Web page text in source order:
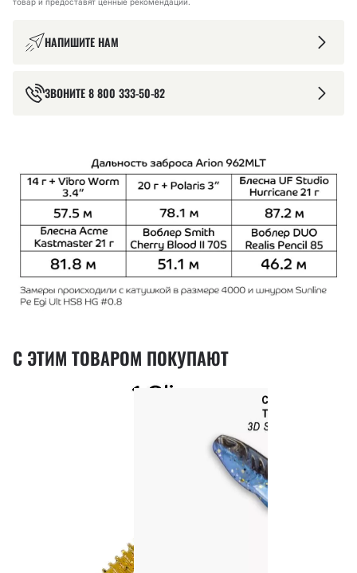
НАПИШИТЕ НАМ
ЗВОНИТЕ8 800 333-50-82
С ЭТИМ ТОВАРОМ ПОКУПАЮТ